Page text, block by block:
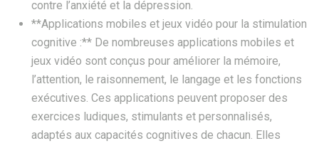
contre l’anxiété et la dépression.
**Applications mobiles et jeux vidéo pour la stimulation
cognitive :** De nombreuses applications mobiles et
jeux vidéo sont conçus pour améliorer la mémoire,
l’attention, le raisonnement, le langage et les fonctions
exécutives. Ces applications peuvent proposer des
exercices ludiques, stimulants et personnalisés,
adaptés aux capacités cognitives de chacun. Elles